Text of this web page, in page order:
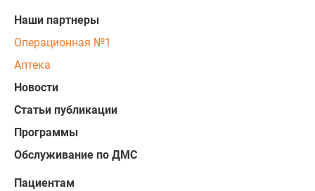
Наши партнеры
Операционная №1
Аптека
Новости
Статьи публикации
Программы
Обслуживание по ДМС
Пациентам